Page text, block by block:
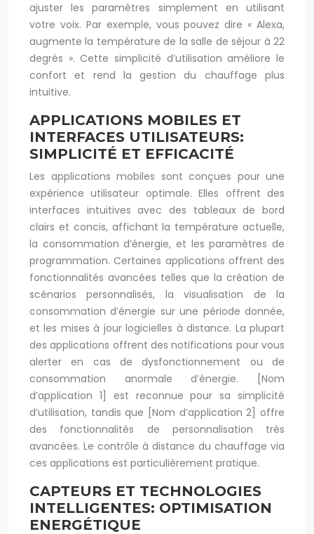
ajuster les paramètres simplement en utilisant
votre voix. Par exemple, vous pouvez dire « Alexa,
augmente la température de la salle de séjour à 22
degrés ». Cette simplicité d’utilisation améliore le
confort et rend la gestion du chauffage plus
intuitive.
APPLICATIONS MOBILES ET
INTERFACES UTILISATEURS:
SIMPLICITÉ ET EFFICACITÉ
Les applications mobiles sont conçues pour une
expérience utilisateur optimale. Elles offrent des
interfaces intuitives avec des tableaux de bord
clairs et concis, affichant la température actuelle,
la consommation d’énergie, et les paramètres de
programmation. Certaines applications offrent des
fonctionnalités avancées telles que la création de
scénarios personnalisés, la visualisation de la
consommation d’énergie sur une période donnée,
et les mises à jour logicielles à distance. La plupart
des applications offrent des notifications pour vous
alerter en cas de dysfonctionnement ou de
consommation anormale d’énergie. [Nom
d’application 1] est reconnue pour sa simplicité
d’utilisation, tandis que [Nom d’application 2] offre
des fonctionnalités de personnalisation très
avancées. Le contrôle à distance du chauffage via
ces applications est particulièrement pratique.
CAPTEURS ET TECHNOLOGIES
INTELLIGENTES: OPTIMISATION
ENERGÉTIQUE